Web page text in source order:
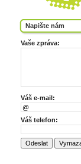
Napište nám
Vaše zpráva:
Váš e-mail:
Váš telefon: